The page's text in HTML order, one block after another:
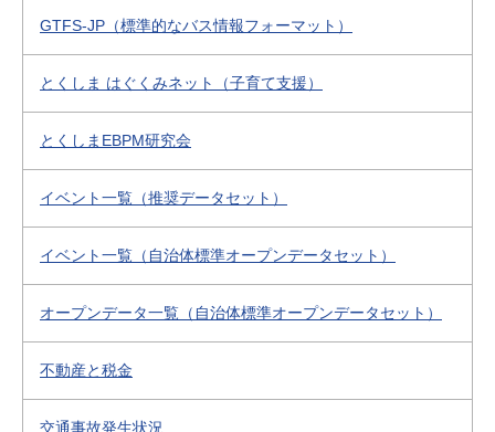
GTFS-JP（標準的なバス情報フォーマット）
とくしま はぐくみネット（子育て支援）
とくしまEBPM研究会
イベント一覧（推奨データセット）
イベント一覧（自治体標準オープンデータセット）
オープンデータ一覧（自治体標準オープンデータセット）
不動産と税金
交通事故発生状況